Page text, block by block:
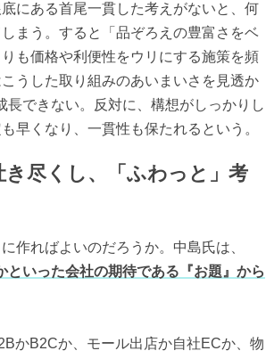
にある首尾一貫した考えがないと、何
まう。すると「品ぞろえの豊富さをベ
も価格や利便性をウリにする施策を頻
うした取り組みのあいまいさを見透か
できない。反対に、構想がしっかりし
早くなり、一貫性も保たれるという。
尽くし、「ふわっと」考
作ればよいのだろうか。中島氏は、
といった会社の期待である『お題』から
かB2Cか、モール出店か自社ECか、物